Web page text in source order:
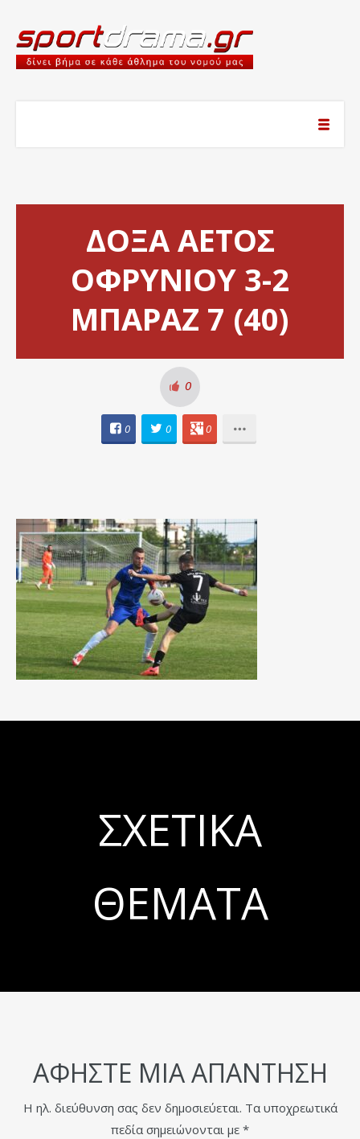
ΔΟΞΑ ΑΕΤΟΣ
ΟΦΡΥΝΙΟΥ 3-2
ΜΠΑΡΑΖ 7 (40)
0
0 0 0
ΣΧΕΤΙΚΆ
ΘΈΜΑΤΑ
ΑΦΉΣΤΕ ΜΙΑ ΑΠΆΝΤΗΣΗ
Η ηλ. διεύθυνση σας δεν δημοσιεύεται. Τα υποχρεωτικά
πεδία σημειώνονται με *